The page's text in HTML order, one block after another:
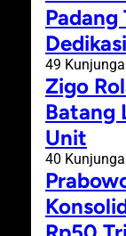
Padang
49
Zigo
Batang
Unit
40